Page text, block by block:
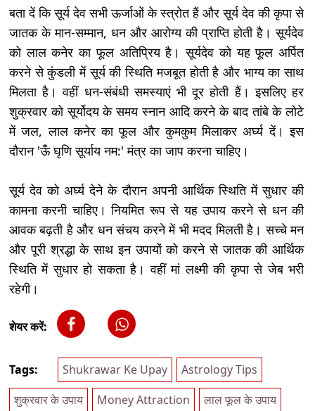
बता दें कि सूर्य देव सभी ऊर्जाओं के स्त्रोत हैं और सूर्य देव की कृपा से
जातक के मान-सम्मान, धन और आरोग्य की प्राप्ति होती है। सूर्यदेव
को लाल कनेर का फूल अतिप्रिय है। सूर्यदेव को यह फूल अर्पित
करने से कुंडली में सूर्य की स्थिति मजबूत होती है और भाग्य का साथ
मिलता है। वहीं धन-संबंधी समस्याएं भी दूर होती हैं। इसलिए हर
शुक्रवार को सूर्योदय के समय स्नान आदि करने के बाद तांबे के लोटे
में जल, लाल कनेर का फूल और कुमकुम मिलाकर अर्घ्य दें। इस
दौरान 'ऊँ घृणि सूर्याय नम:' मंत्र का जाप करना चाहिए।
सूर्य देव को अर्घ्य देने के दौरान अपनी आर्थिक स्थिति में सुधार की
कामना करनी चाहिए। नियमित रूप से यह उपाय करने से धन की
आवक बढ़ती है और धन संचय करने में भी मदद मिलती है। सच्चे मन
और पूरी श्रद्धा के साथ इन उपायों को करने से जातक की आर्थिक
स्थिति में सुधार हो सकता है। वहीं मां लक्ष्मी की कृपा से जेब भरी
रहेगी।
शेयर करें:
Tags: Shukrawar Ke Upay
Astrology Tips
शुक्रवार के उपाय
Money Attraction
लाल फूल के उपाय